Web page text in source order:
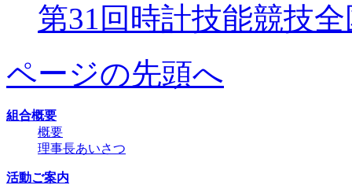
第31回時計技能競技
ページの先頭へ
組合概要
概要
理事長あいさつ
活動ご案内